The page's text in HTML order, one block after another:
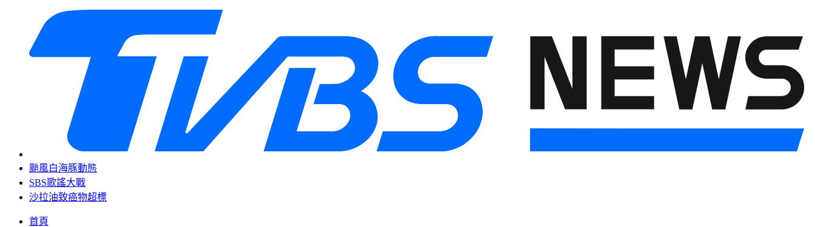
颱風白海豚動態
SBS歌謠大戰
沙拉油致癌物超標
首頁